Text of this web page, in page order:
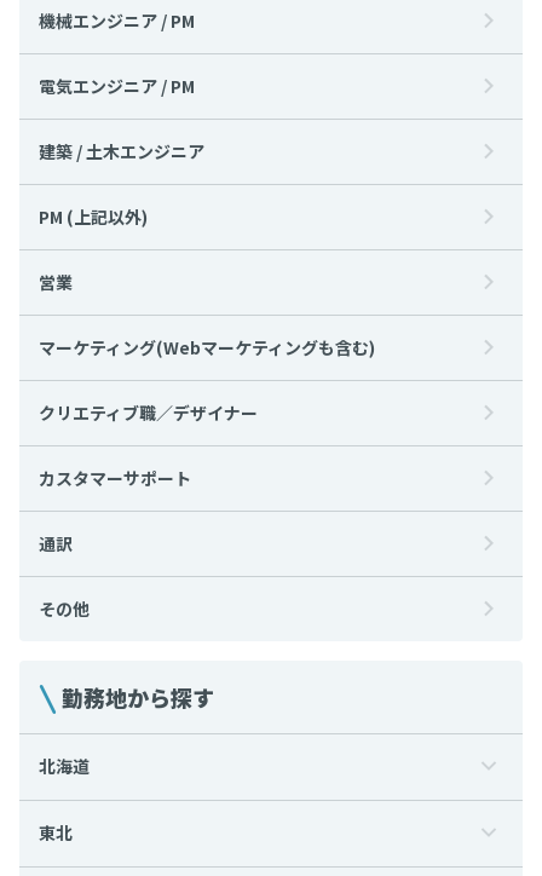
機械エンジニア / PM
電気エンジニア / PM
建築 / 土木エンジニア
PM (上記以外)
営業
マーケティング(Webマーケティングも含む)
クリエティブ職／デザイナー
カスタマーサポート
通訳
その他
勤務地から探す
北海道
東北